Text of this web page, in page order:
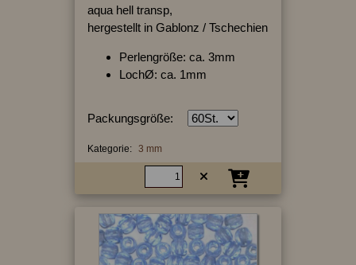
aqua hell transp,
hergestellt in Gablonz / Tschechien
Perlengröße: ca. 3mm
LochØ: ca. 1mm
Packungsgröße:
Kategorie: 3 mm